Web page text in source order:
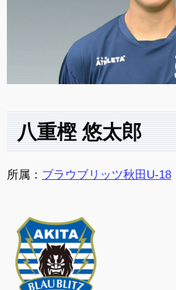
八重樫 悠太郎
所属： ブラウブリッツ秋田U-18